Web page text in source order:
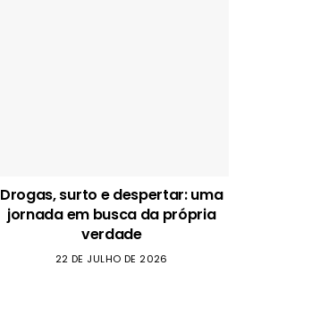
Drogas, surto e despertar: uma
jornada em busca da própria
verdade
22 DE JULHO DE 2026